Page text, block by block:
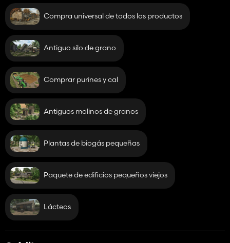
Compra universal de todos los productos
Antiguo silo de grano
Comprar purines y cal
Antiguos molinos de granos
Plantas de biogás pequeñas
Paquete de edificios pequeños viejos
Lácteos